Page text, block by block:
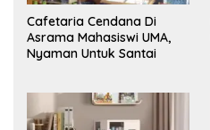
Cafetaria Cendana Di
Asrama Mahasiswi UMA,
Nyaman Untuk Santai